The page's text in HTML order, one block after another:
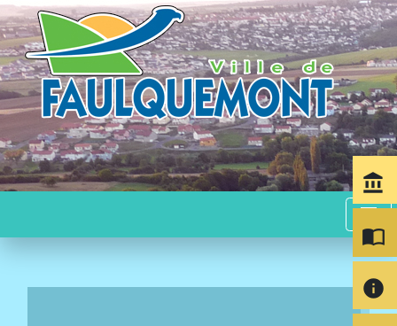
menu
account_balance
import_contacts
info